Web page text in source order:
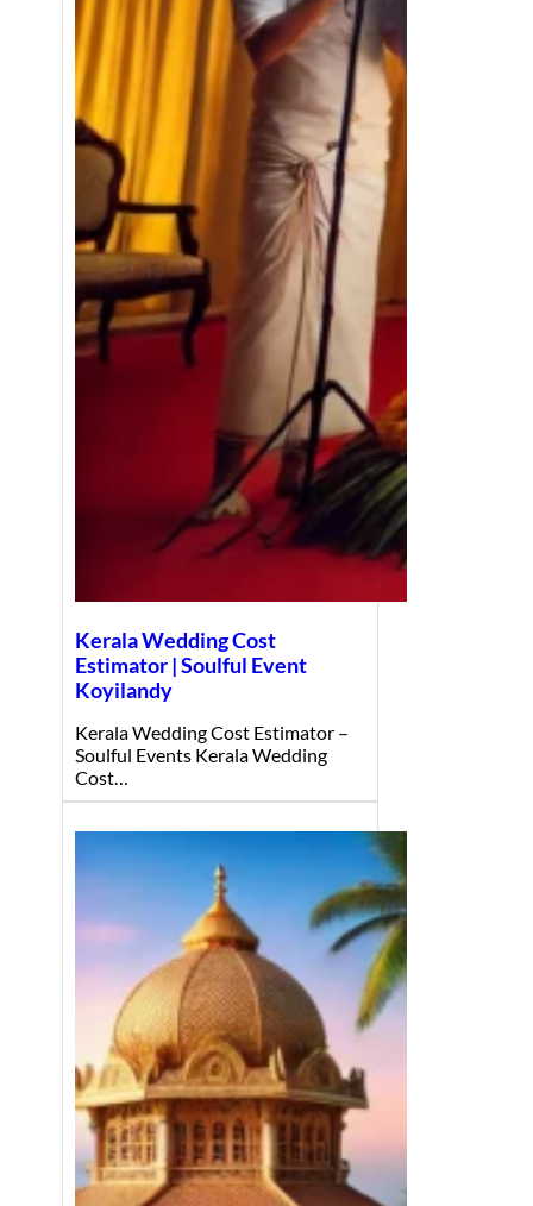
Kerala Wedding Cost
Estimator | Soulful Event
Koyilandy
Kerala Wedding Cost Estimator –
Soulful Events Kerala Wedding
Cost…